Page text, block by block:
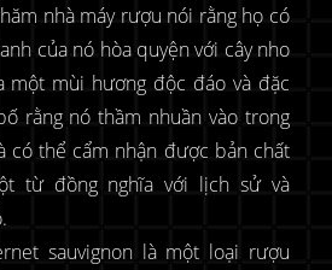
nhà máy rượu nói rằng họ có
của nó hòa quyện với cây nho
một mùi hương độc đáo và đặc
rằng nó thầm nhuần vào trong
có thể cẩm nhận được bản chất
từ đồng nghĩa với lịch sử và
sauvignon là một loại rượu